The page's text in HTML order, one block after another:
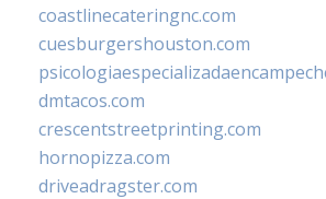
coastlinecateringnc.com
cuesburgershouston.com
dmtacos.com
crescentstreetprinting.com
hornopizza.com
driveadragster.com